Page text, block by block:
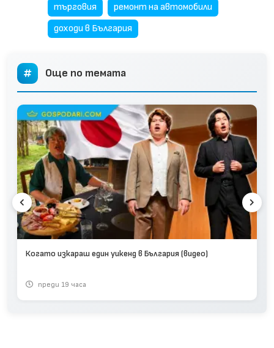
търговия
ремонт на автомобили
доходи в България
Още по темата
Когато изкараш един уикенд в България (видео)
преди 19 часа